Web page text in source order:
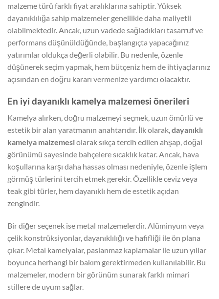
malzeme türü farklı fiyat aralıklarına sahiptir. Yüksek
dayanıklılığa sahip malzemeler genellikle daha maliyetli
olabilmektedir. Ancak, uzun vadede sağladıkları tasarruf ve
performans düşünüldüğünde, başlangıçta yapacağınız
yatırımlar oldukça değerli olabilir. Bu nedenle, özenle
düşünerek seçim yapmak, hem bütçeniz hem de ihtiyaçlarınız
açısından en doğru kararı vermenize yardımcı olacaktır.
En iyi dayanıklı kamelya malzemesi önerileri
Kamelya alırken, doğru malzemeyi seçmek, uzun ömürlü ve
estetik bir alan yaratmanın anahtarıdır. İlk olarak,dayanıklı
kamelya malzemesiolarak sıkça tercih edilen ahşap, doğal
görünümü sayesinde bahçelere sıcaklık katar. Ancak, hava
koşullarına karşı daha hassas olması nedeniyle, özenle işlem
görmüş türlerini tercih etmek gerekir. Özellikle ceviz veya
teak gibi türler, hem dayanıklı hem de estetik açıdan
zengindir.
Bir diğer seçenek ise metal malzemelerdir. Alüminyum veya
çelik konstrüksiyonlar, dayanıklılığı ve hafifliği ile ön plana
çıkar. Metal kamelyalar, paslanmaz kaplamalar ile uzun yıllar
boyunca herhangi bir bakım gerektirmeden kullanılabilir. Bu
malzemeler, modern bir görünüm sunarak farklı mimari
stillere de uyum sağlar.